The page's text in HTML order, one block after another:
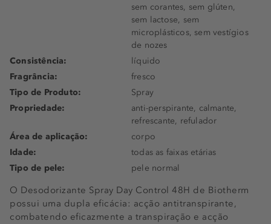
O Desodorizante Spray Day Control 48H de Biotherm
possui uma dupla eficácia: acção antitranspirante,
combatendo eficazmente a transpiração e acção
sem corantes, sem glúten,
sem lactose, sem
microplásticos, sem vestígios
de nozes
Consistência:
líquido
Fragrância:
fresco
Tipo de Produto:
Spray
Propriedade:
anti-perspirante, calmante,
refrescante, refulador
Área de aplicação:
corpo
Idade:
todas as faixas etárias
Tipo de pele:
pele normal